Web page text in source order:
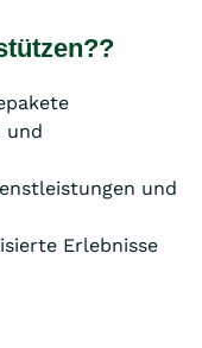
und
und
Erlebnisse